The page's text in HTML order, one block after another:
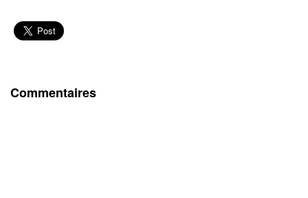
Commentaires